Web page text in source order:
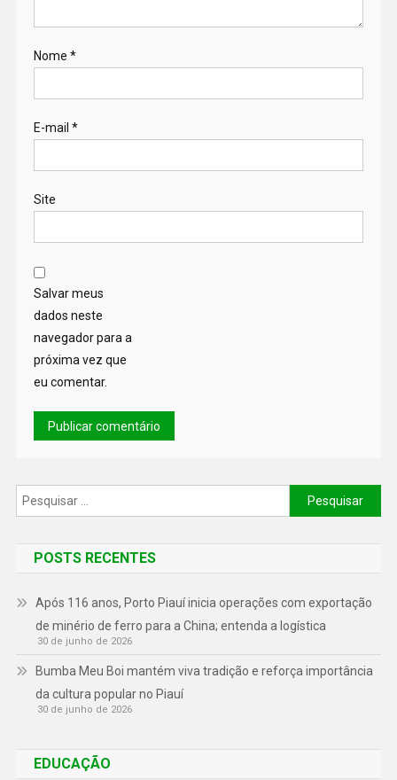
Nome *
E-mail *
Site
Salvar meus
dados neste
navegador para a
próxima vez que
eu comentar.
POSTS RECENTES
Após 116 anos, Porto Piauí inicia operações com exportação
de minério de ferro para a China; entenda a logística
30 de junho de 2026
Bumba Meu Boi mantém viva tradição e reforça importância
da cultura popular no Piauí
30 de junho de 2026
EDUCAÇÃO